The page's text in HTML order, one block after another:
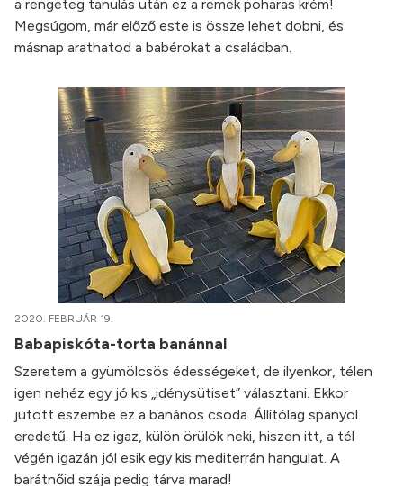
a rengeteg tanulás után ez a remek poharas krém!
Megsúgom, már előző este is össze lehet dobni, és
másnap arathatod a babérokat a családban.
2020. FEBRUÁR 19.
Babapiskóta-torta banánnal
Szeretem a gyümölcsös édességeket, de ilyenkor, télen
igen nehéz egy jó kis „idénysütiset” választani. Ekkor
jutott eszembe ez a banános csoda. Állítólag spanyol
eredetű. Ha ez igaz, külön örülök neki, hiszen itt, a tél
végén igazán jól esik egy kis mediterrán hangulat. A
barátnőid szája pedig tárva marad!